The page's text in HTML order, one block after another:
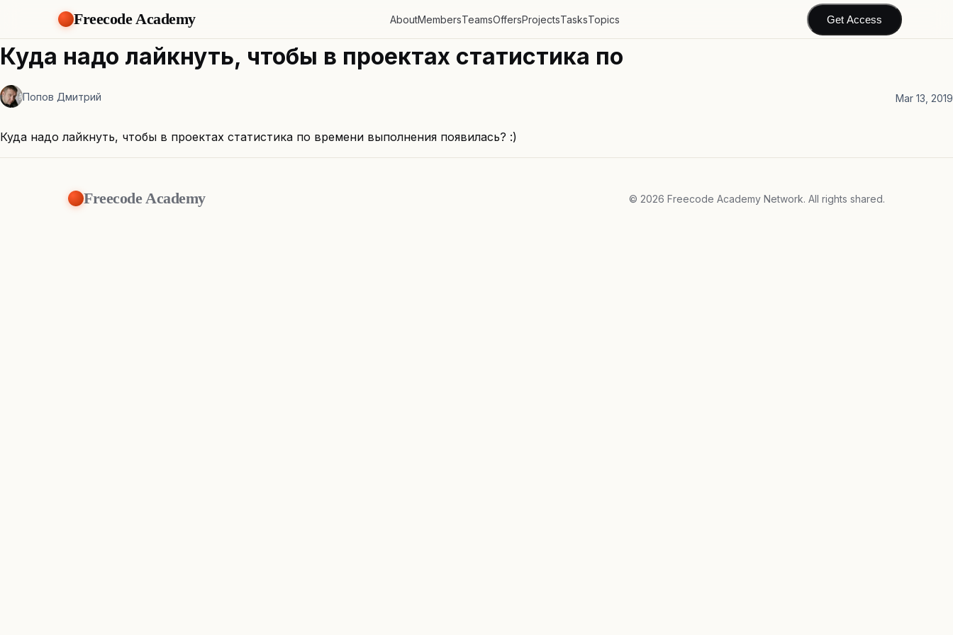
Freecode Academy AboutMembersTeamsOffersProjectsTasksTopics Get Access
Куда надо лайкнуть, чтобы в проектах статистика по
Попов Дмитрий Mar 13, 2019
Куда надо лайкнуть, чтобы в проектах статистика по времени выполнения появилась? :)
Freecode Academy © 2026 Freecode Academy Network. All rights shared.